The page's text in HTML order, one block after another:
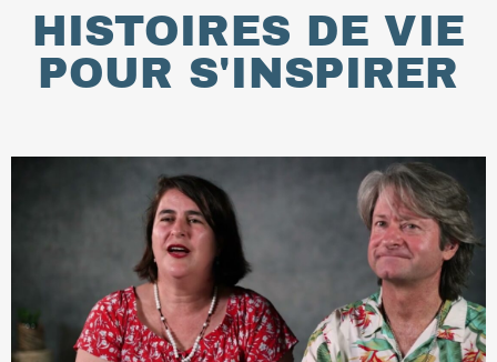
HISTOIRES DE VIE
POUR S'INSPIRER